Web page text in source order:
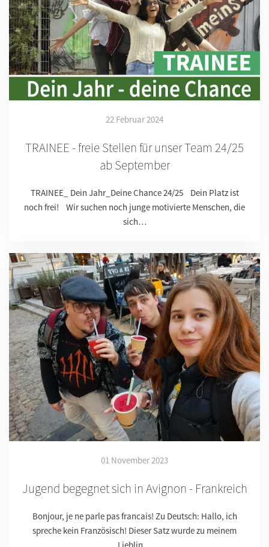
22 Februar 2024
TRAINEE - freie Stellen für unser Team 24/25
ab September
TRAINEE_ Dein Jahr_Deine Chance 24/25 Dein Platz ist
noch frei! Wir suchen noch junge motivierte Menschen, die
sich…
01 November 2023
Jugend begegnet sich in Avignon - Frankreich
Bonjour, je ne parle pas francais! Zu Deutsch: Hallo, ich
spreche kein Französisch! Dieser Satz wurde zu meinem